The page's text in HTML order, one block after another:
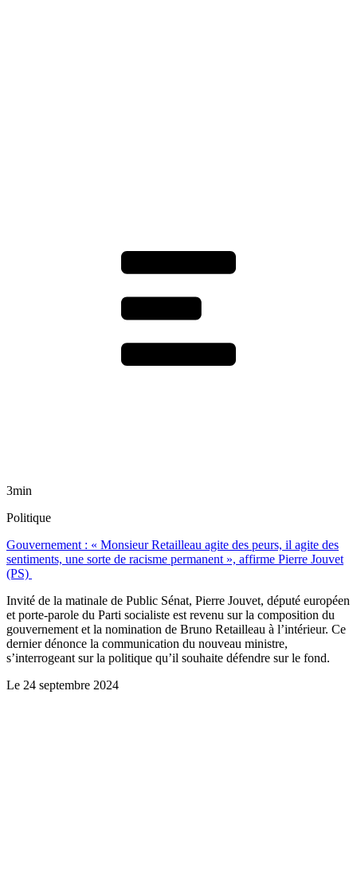
3min
Politique
Gouvernement : « Monsieur Retailleau agite des peurs, il agite des
sentiments, une sorte de racisme permanent », affirme Pierre Jouvet
(PS)
Invité de la matinale de Public Sénat, Pierre Jouvet, député européen
et porte-parole du Parti socialiste est revenu sur la composition du
gouvernement et la nomination de Bruno Retailleau à l’intérieur. Ce
dernier dénonce la communication du nouveau ministre,
s’interrogeant sur la politique qu’il souhaite défendre sur le fond.
Le 24 septembre 2024